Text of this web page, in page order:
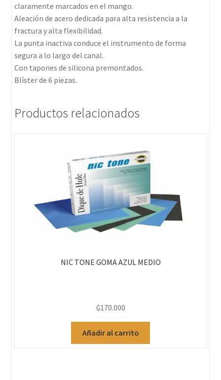
claramente marcados en el mango.
Aleación de acero dedicada para alta resistencia a la
fractura y alta flexibilidad.
La punta inactiva conduce el instrumento de forma
segura a lo largo del canal.
Con tapones de silicona premontados.
Blíster de 6 piezas.
Productos relacionados
NIC TONE GOMA AZUL MEDIO
₲170.000
Añadir al carrito